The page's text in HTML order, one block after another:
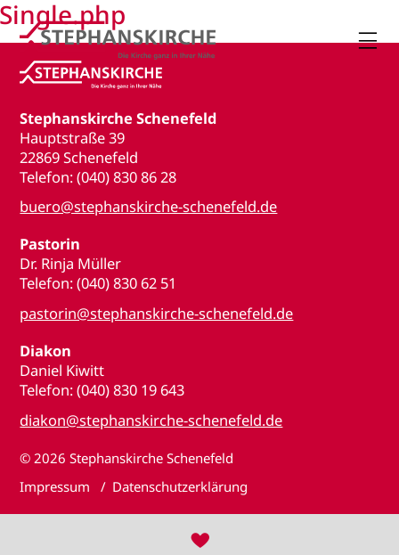

Stephanskirche Schenefeld
Hauptstraße 39
22869 Schenefeld
Telefon: (040) 830 86 28
buero@stephanskirche-schenefeld.de
Pastorin
Dr. Rinja Müller
Telefon: (040) 830 62 51
pastorin@stephanskirche-schenefeld.de
Diakon
Daniel Kiwitt
Telefon: (040) 830 19 643
diakon@stephanskirche-schenefeld.de
© 2026 Stephanskirche Schenefeld
Impressum
Datenschutzerklärung
♥